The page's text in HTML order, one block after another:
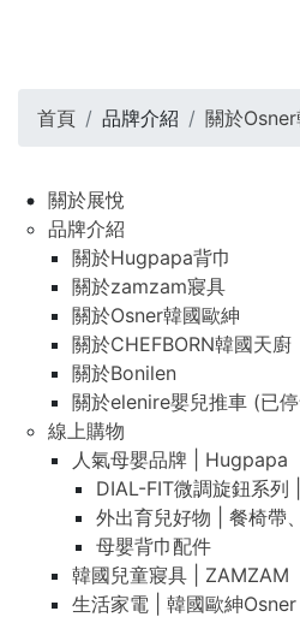
首頁 品牌介紹 關於
關於展悅
品牌介紹
關於Hugpapa背巾
關於zamzam寢具
關於Osner韓國歐紳
關於CHEFBORN韓國天廚
關於Bonilen
關於elenire嬰兒推車 (已
線上購物
人氣母嬰品牌 | Hugpapa
DIAL-FIT微調旋鈕系列
外出育兒好物 | 餐椅帶
母嬰背巾配件
韓國兒童寢具 | ZAMZAM
生活家電 | 韓國歐紳Osner